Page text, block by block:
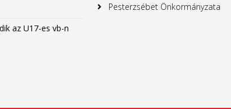
az U17-es vb-n
Pesterzsébet Önkormányzata